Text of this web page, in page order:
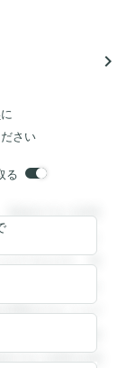
navigate_next
に
さい
る
録すると回答
閲覧すること
できます。登
すると回答を
覧することが
きます。登録
ると回答を閲